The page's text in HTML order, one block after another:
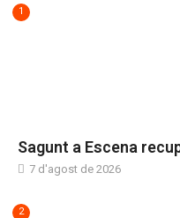
1
Sagunt a Escena
7 d'agost de 2026
2